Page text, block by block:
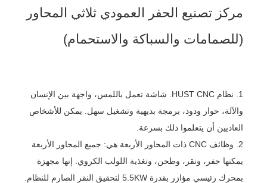
مركز تصنيع الحفر العمودي ثلاثي المحاور
(للصمامات والسباكة والاستحمام)
1. نظام HUST CNC. شاشة تعمل باللمس، واجهة بين الإنسان
والآلة، حوار ودود، برمجة بديهية وتشغيل سهل. يمكن للأشخاص
العاديين أن يتعلموا ذلك بسرعة.
2. وظائف CNC ذات المحاور الأربعة هي: جميع المحاور الأربعة
يمكنها حفر، ونقر، وطحن، وتغذية اللولب الكروي. إنها مجهزة
بمحرك رئيسي مؤازر بقدرة 5.5KW لتحقيق النقر الصارم للنظام.